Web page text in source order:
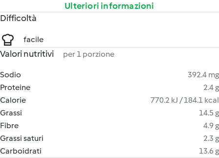
Ulteriori informazioni
Difficoltà
facile
Valori nutritivi per 1 porzione
Sodio
392.4 mg
Proteine
2.4 g
Calorie
770.2 kJ / 184.1 kcal
Grassi
14.5 g
Fibre
4.9 g
Grassi saturi
2.3 g
Carboidrati
13.6 g